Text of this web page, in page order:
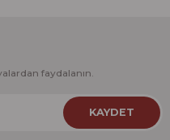
faydalanın.
KAYDET